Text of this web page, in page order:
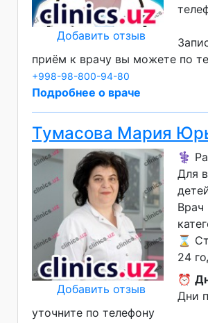
Добавить отзыв
приём к врачу вы можете по
+998-98-800-94-80
Подробнее о враче
Тумасова Мария
Добавить отзыв
⚕️
Для
⌛
24
⏰
Дни
уточните по телефону